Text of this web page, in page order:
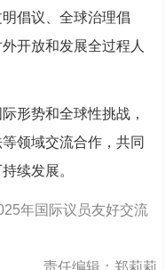
倡议、全球治理倡
开放和发展全过程人
势和全球性挑战，
领域交流合作，共同
续发展。
年国际议员友好交流
责任编辑：郑莉莉